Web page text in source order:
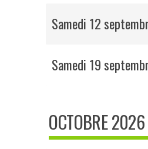
Samedi 12
Samedi 19
OCTOBRE 2026